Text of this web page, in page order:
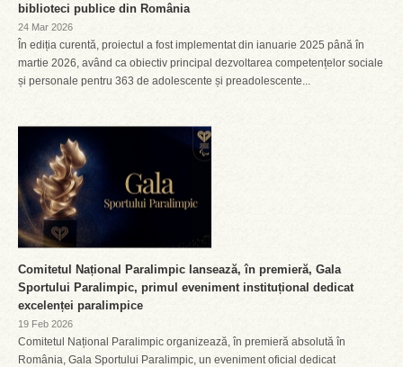
biblioteci publice din România
24 Mar 2026
În ediția curentă, proiectul a fost implementat din ianuarie 2025 până în
martie 2026, având ca obiectiv principal dezvoltarea competențelor sociale
și personale pentru 363 de adolescente și preadolescente...
Comitetul Național Paralimpic lansează, în premieră, Gala
Sportului Paralimpic, primul eveniment instituțional dedicat
excelenței paralimpice
19 Feb 2026
Comitetul Național Paralimpic organizează, în premieră absolută în
România, Gala Sportului Paralimpic, un eveniment oficial dedicat